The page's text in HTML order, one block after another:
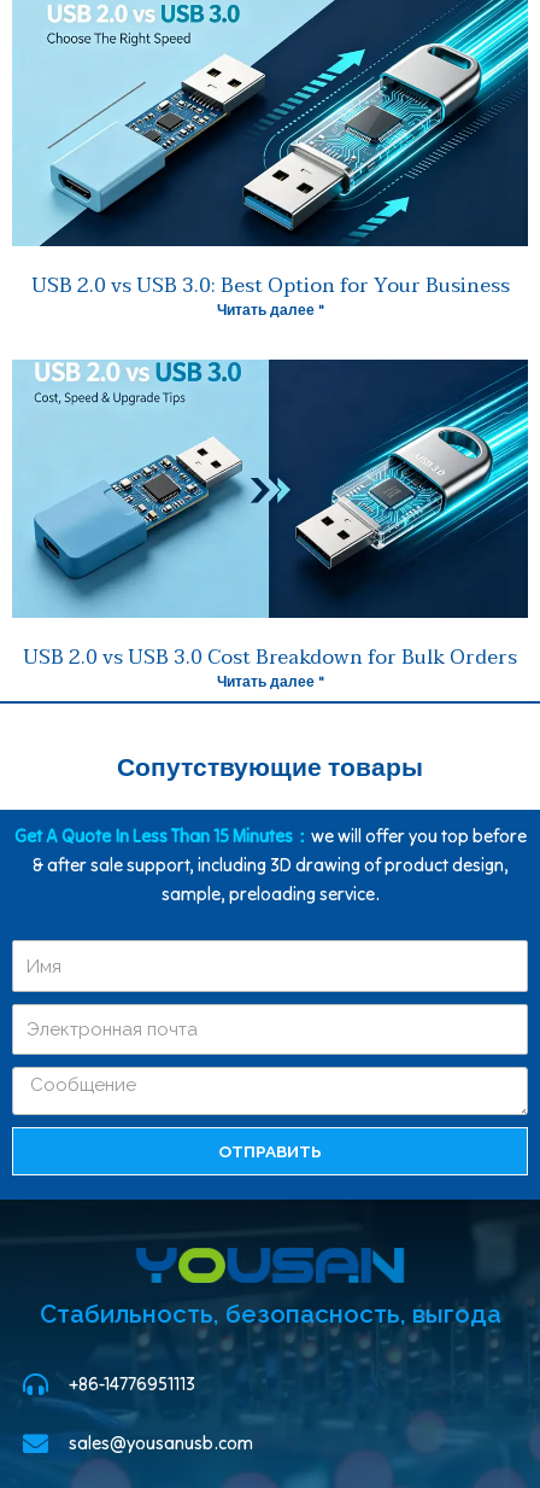
USB 2.0 vs USB 3.0: Best Option for Your Business
Читать далее "
USB 2.0 vs USB 3.0 Cost Breakdown for Bulk Orders
Читать далее "
Сопутствующие товары
Get A Quote In Less Than 15 Minutes： we will offer you top before
& after sale support, including 3D drawing of product design,
sample, preloading service.
ОТПРАВИТЬ
Стабильность, безопасность, выгода
+86-14776951113
sales@yousanusb.com